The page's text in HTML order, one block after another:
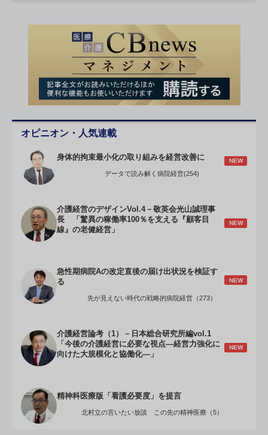
オピニオン・人気連載
身体的拘束最小化の取り組みを経営改善に NEW
データで読み解く病院経営(254)
介護経営のデザインVol.4－敬英会光山誠理事
長 「驚異の稼働率100％を支える『顧客目
線』の老健経営」
NEW
急性期病院Aの改定直後の届け出状況を検証す
る
NEW
先が見えない時代の戦略的病院経営（273）
介護経営論考（1）－日本総合研究所編vol.1
「今後の介護経営に必要な視点―経営力強化に
向けた大規模化と協働化―」
NEW
精神科医療版「看護必要度」を提言
北村立の言いたい放談 この先の精神医療（5）